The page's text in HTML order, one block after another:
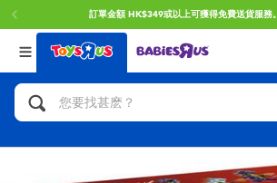
訂單金額 HK$349或以上可獲得免費送貨服務。
返回
分類目錄
人氣英雄,角色扮演,射擊玩具
返回
品牌
Brunch Brother 早午餐兄弟
返回
年齢
0~2歳